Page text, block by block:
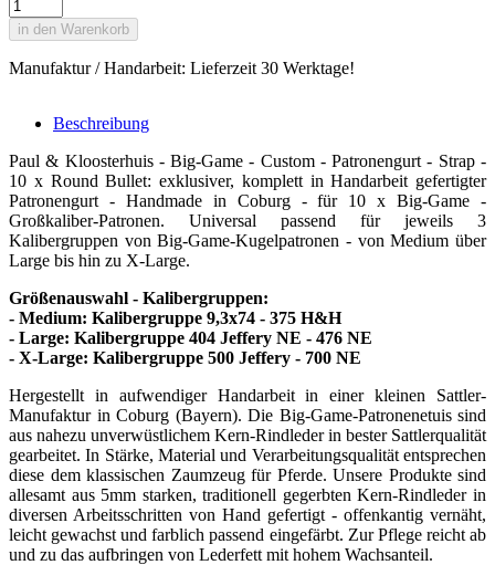
in den Warenkorb
Manufaktur / Handarbeit: Lieferzeit 30 Werktage!
Beschreibung
Paul & Kloosterhuis - Big-Game - Custom - Patronengurt - Strap -
10 x Round Bullet: exklusiver, komplett in Handarbeit gefertigter
Patronengurt - Handmade in Coburg - für 10 x Big-Game -
Großkaliber-Patronen. Universal passend für jeweils 3
Kalibergruppen von Big-Game-Kugelpatronen - von Medium über
Large bis hin zu X-Large.
Größenauswahl - Kalibergruppen:
- Medium: Kalibergruppe 9,3x74 - 375 H&H
- Large: Kalibergruppe 404 Jeffery NE - 476 NE
- X-Large: Kalibergruppe 500 Jeffery - 700 NE
Hergestellt in aufwendiger Handarbeit in einer kleinen Sattler-
Manufaktur in Coburg (Bayern). Die Big-Game-Patronenetuis sind
aus nahezu unverwüstlichem Kern-Rindleder in bester Sattlerqualität
gearbeitet. In Stärke, Material und Verarbeitungsqualität entsprechen
diese dem klassischen Zaumzeug für Pferde. Unsere Produkte sind
allesamt aus 5mm starken, traditionell gegerbten Kern-Rindleder in
diversen Arbeitsschritten von Hand gefertigt - offenkantig vernäht,
leicht gewachst und farblich passend eingefärbt. Zur Pflege reicht ab
und zu das aufbringen von Lederfett mit hohem Wachsanteil.